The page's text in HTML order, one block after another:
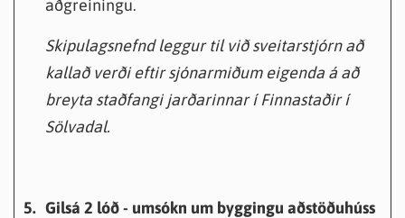
aðgreiningu.
Skipulagsnefnd leggur til við sveitarstjórn að
kallað verði eftir sjónarmiðum eigenda á að
breyta staðfangi jarðarinnar í Finnastaðir í
Sölvadal.
5. Gilsá 2 lóð - umsókn um byggingu aðstöðuhúss